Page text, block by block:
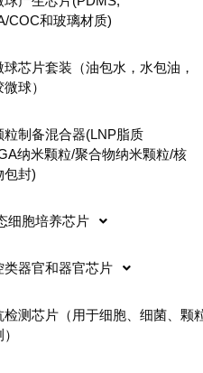
COC和玻璃材质)
球芯片套装（油包水，水包油，
球）
粒制备混合器(LNP脂质
纳米颗粒/聚合物纳米颗粒/核
包封)
细胞培养芯片
类器官和器官芯片
检测芯片（用于细胞、细菌、颗